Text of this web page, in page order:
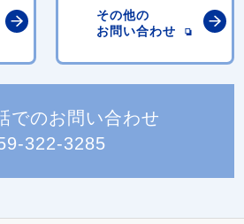
その他の
お問い合わせ
でのお問い合わせ
322-3285